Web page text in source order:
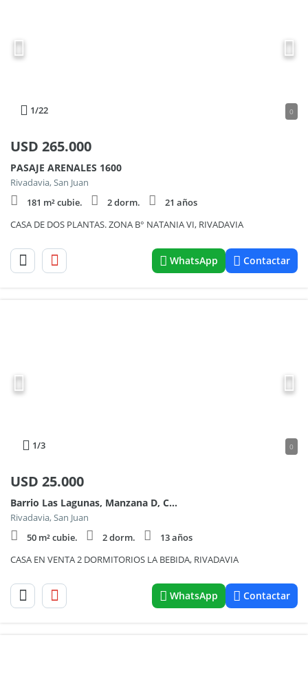
1/22 0
USD 265.000
PASAJE ARENALES 1600
Rivadavia, San Juan
181 m² cubie.
2 dorm.
21 años
CASA DE DOS PLANTAS. ZONA B° NATANIA VI, RIVADAVIA
WhatsApp Contactar
1/3 0
USD 25.000
Barrio Las Lagunas, Manzana D, Casa 19 - Rivadavia - La Bebida 100
Rivadavia, San Juan
50 m² cubie.
2 dorm.
13 años
CASA EN VENTA 2 DORMITORIOS LA BEBIDA, RIVADAVIA
WhatsApp Contactar